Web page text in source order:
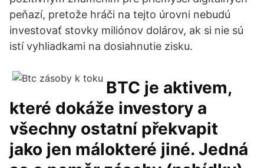
peňazí, pretože hráči na tejto úrovni nebudú
investovať stovky miliónov dolárov, ak si nie sú
istí vyhliadkami na dosiahnutie zisku.
BTC je aktivem,
které dokáže investory a
všechny ostatní překvapit
jako jen málokteré jiné. Jedná